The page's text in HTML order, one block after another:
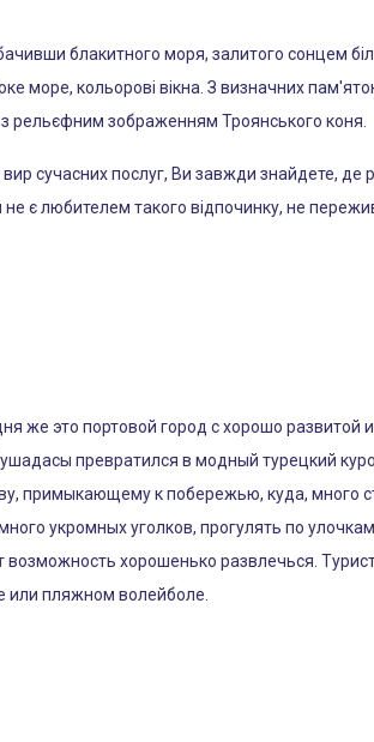
блакитного моря, залитого сонцем
море, кольорові вікна. З визначних
рельєфним зображенням Троянського коня.
сучасних послуг, Ви завжди знайдете, де
є любителем такого відпочинку, не
же это портовой город с хорошо развитой
превратился в модный турецкий
примыкающему к побережью, куда, много
укромных уголков, прогулять по
хорошенько развлечься.
или пляжном волейболе.